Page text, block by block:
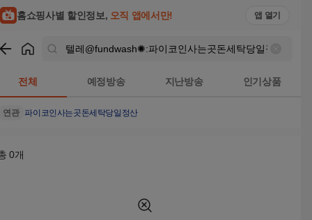
홈쇼핑사별 할인정보, 오직 앱에서만! 앱 열기
전체 예정방송 지난방송 인기상품
연관 파이코인사는곳돈세탁당일정산
0개
텔레@fundwash✺:파이코인사는곳돈세탁당일정산 검색결과 |